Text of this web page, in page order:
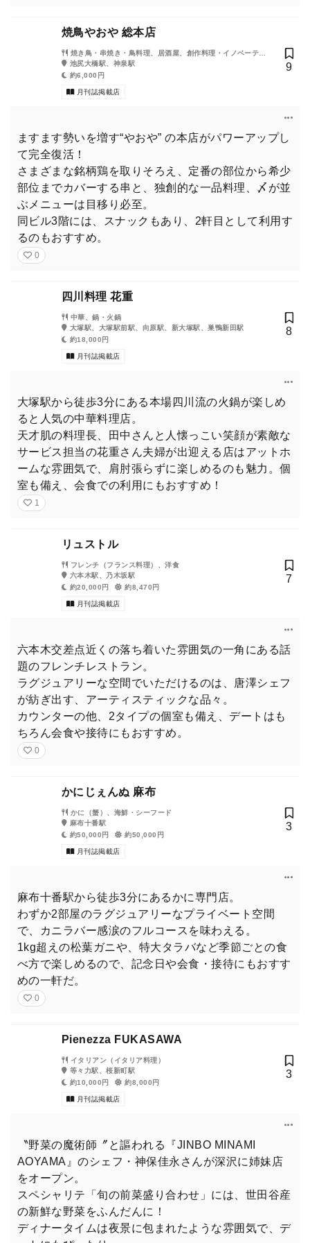
末、上質な年始。』のお求めは、お近くの書店・コ
ンビニ・Amazonで。
年始は美食三昧で駆け抜けろ！
月刊誌『東京カレンダー』は、毎月21日頃の発売です。お近くの
書店、コンビニでお求めいただけます。
ぜひ話題のレストランをチェックして、外せないシーンでご活用
ください！
焼鳥やおや 総本店
焼き鳥・串焼き・鳥料理、居酒屋、創作料理・イノベーティ
ブ・フュージョン
池尻大橋駅、神泉駅
約6,000円
月刊誌掲載店
9
ますます勢いを増す“やおや” の本店がパワーアップし
て完全復活！
さまざまな銘柄鶏を取りそろえ、定番の部位から希少
部位までカバーする串と、独創的な一品料理、〆が並
ぶメニューは目移り必至。
同ビル3階には、スナックもあり、2軒目として利用す
るのもおすすめ。
0
四川料理 花重
中華、鍋・火鍋
大塚駅、大塚駅前駅、向原駅、新大塚駅、巣鴨新田駅
約18,000円
月刊誌掲載店
8
大塚駅から徒歩3分にある本場四川流の火鍋が楽しめ
ると人気の中華料理店。
天才肌の料理長、田中さんと人懐っこい笑顔が素敵な
サービス担当の花重さん夫婦が出迎える店はアットホ
ームな雰囲気で、肩肘張らずに楽しめるのも魅力。個
室も備え、会食での利用にもおすすめ！
1
リュストル
フレンチ（フランス料理）、洋食
六本木駅、乃木坂駅
約20,000円
約8,470円
月刊誌掲載店
7
六本木交差点近くの落ち着いた雰囲気の一角にある話
題のフレンチレストラン。
ラグジュアリーな空間でいただけるのは、唐澤シェフ
が紡ぎ出す、アーティスティックな品々。
カウンターの他、2タイプの個室も備え、デートはも
ちろん会食や接待にもおすすめ。
0
かにじぇんぬ 麻布
かに（蟹）、海鮮・シーフード
麻布十番駅
約50,000円
約50,000円
月刊誌掲載店
3
麻布十番駅から徒歩3分にあるかに専門店。
わずか2部屋のラグジュアリーなプライベート空間
で、カニラバー感涙のフルコースを味わえる。
1kg超えの松葉ガニや、特大タラバなど季節ごとの食
べ方で楽しめるので、記念日や会食・接待にもおすす
めの一軒だ。
0
Pienezza FUKASAWA
イタリアン（イタリア料理）
等々力駅、桜新町駅
約10,000円
約8,000円
月刊誌掲載店
3
〝野菜の魔術師〞と謳われる『JINBO MINAMI
AOYAMA』のシェフ・神保佳永さんが深沢に姉妹店
をオープン。
スペシャリテ「旬の前菜盛り合わせ」には、世田谷産
の新鮮な野菜をふんだんに！
ディナータイムは夜景に包まれたような雰囲気で、デ